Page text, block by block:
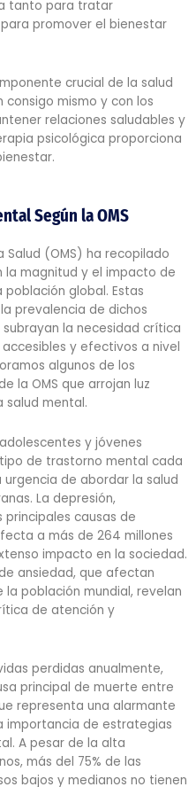
tanto para tratar
promover el bienestar
crucial de la salud
mismo y con los
relaciones saludables y
psicológica proporciona
Según la OMS
Salud (OMS) ha recopilado
la magnitud y el impacto de
global. Estas
prevalencia de dichos
la necesidad crítica
y efectivos a nivel
algunos de los
la OMS que arrojan luz
salud mental.
y jóvenes
de trastorno mental cada
de abordar la salud
La depresión,
causas de
a más de 264 millones
impacto en la sociedad.
ansiedad, que afectan
población mundial, revelan
de atención y
perdidas anualmente,
principal de muerte entre
representa una alarmante
importancia de estrategias
A pesar de la alta
más del 75% de las
bajos y medianos no tienen